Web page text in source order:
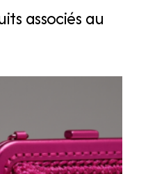
associés au